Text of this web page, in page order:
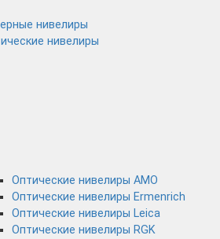
нивелиры
нивелиры
Оптические нивелиры AMO
Оптические нивелиры Ermenrich
Оптические нивелиры Leica
Оптические нивелиры RGK